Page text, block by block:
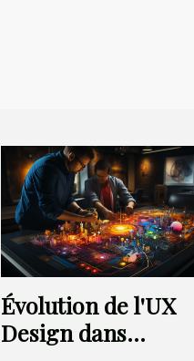
Évolution de l'UX
Design dans